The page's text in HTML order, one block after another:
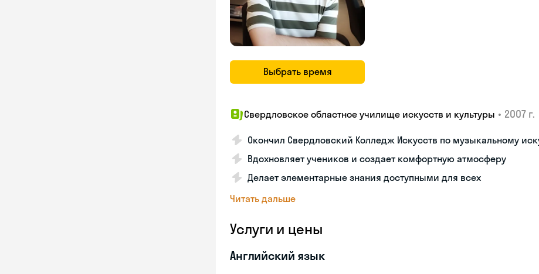
Выбрать время
Свердловское областное училище искусств и культуры • 2007 г.
Окончил Свердловский Колледж Искусств по музыкальному
Вдохновляет учеников и создает комфортную атмосферу
Делает элементарные знания доступными для всех
Читать дальше
Услуги и цены
Английский язык